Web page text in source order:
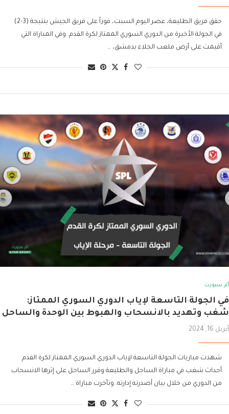
حقق فريق الطليعة، عصر اليوم السبت، فوزاً على فريق الجيش بنتيجة (3-2)
في الجولة الأخيرة من الدوري السوري الممتاز لكرة القدم. وفي المباراة التي
أقيمت على أرض ملعب الجلاء بدمشق، …
أثر سبورت
في الجولة التاسعة لإياب الدوري السوري الممتاز:
شغب وتهديد بالانسحاب والهبوط بين الوحدة والساحل
أبريل 16, 2024
شهدت مباريات الجولة التاسعة لإياب الدوري السوري الممتاز لكرة القدم
أحداث شغب في مباراة الساحل والطليعة وقرر الساحل على إثرها الانسحاب
من الدوري من خلال بيان أصدرته إدارته. وتأخرت مباراة …